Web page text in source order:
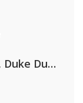
Purple Disco Machine, Duke Dumont & Nothing But Thieves